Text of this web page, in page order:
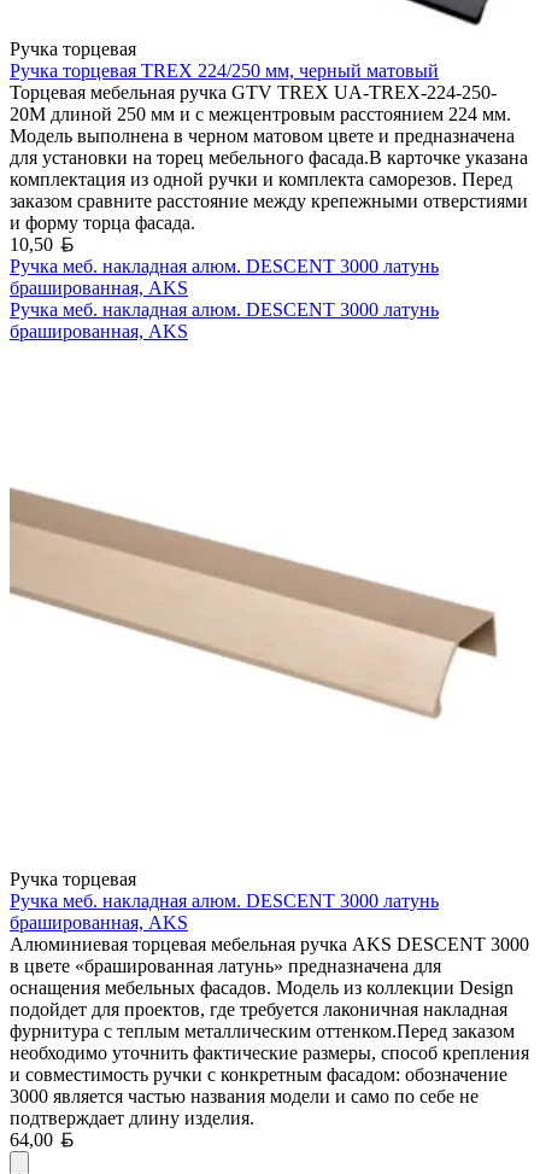
Ручка торцевая
Ручка торцевая TREX 224/250 мм, черный матовый
Торцевая мебельная ручка GTV TREX UA-TREX-224-250-
20M длиной 250 мм и с межцентровым расстоянием 224 мм.
Модель выполнена в черном матовом цвете и предназначена
для установки на торец мебельного фасада.В карточке указана
комплектация из одной ручки и комплекта саморезов. Перед
заказом сравните расстояние между крепежными отверстиями
и форму торца фасада.
10,50
Ручка меб. накладная алюм. DESCENT 3000 латунь
брашированная, AKS
Ручка меб. накладная алюм. DESCENT 3000 латунь
брашированная, AKS
Ручка торцевая
Ручка меб. накладная алюм. DESCENT 3000 латунь
брашированная, AKS
Алюминиевая торцевая мебельная ручка AKS DESCENT 3000
в цвете «брашированная латунь» предназначена для
оснащения мебельных фасадов. Модель из коллекции Design
подойдет для проектов, где требуется лаконичная накладная
фурнитура с теплым металлическим оттенком.Перед заказом
необходимо уточнить фактические размеры, способ крепления
и совместимость ручки с конкретным фасадом: обозначение
3000 является частью названия модели и само по себе не
подтверждает длину изделия.
64,00